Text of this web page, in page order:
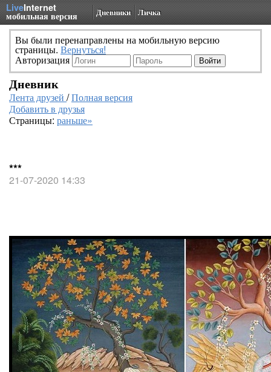
LiveInternet
мобильная версия Дневники Личка
Вы были перенаправлены на мобильную версию
страницы. Вернуться!
Авторизация
Дневник
Лента друзей /Полная версия
Добавить в друзья
Страницы: раньше»
***
21-07-2020 14:33